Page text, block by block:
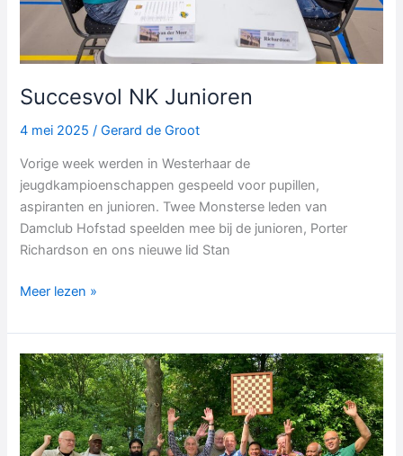
Succesvol NK Junioren
4 mei 2025/Gerard de Groot
Vorige week werden in Westerhaar de
jeugdkampioenschappen gespeeld voor pupillen,
aspiranten en junioren. Twee Monsterse leden van
Damclub Hofstad speelden mee bij de junioren, Porter
Richardson en ons nieuwe lid Stan
Succesvol
Junioren
Meer lezen »